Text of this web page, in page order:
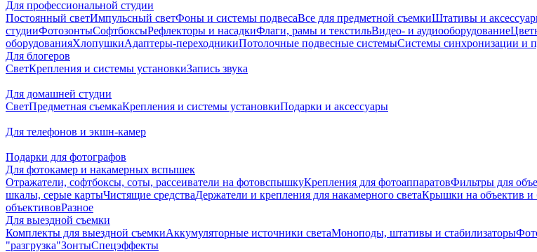
Для профессиональной студии
Постоянный светИмпульсный светФоны и системы подвесаВсе для предметной съемкиШтативы и
студииФотозонтыСофтбоксыРефлекторы и насадкиФлаги, рамы и текстильВидео- и аудиооборудование
оборудованияХлопушкиАдаптеры-переходникиПотолочные подвесные системыСистемы синхронизации и
Для блогеров
СветКрепления и системы установкиЗапись звука
Для домашней студии
СветПредметная съемкаКрепления и системы установкиПодарки и аксессуары
Для телефонов и экшн-камер
Подарки для фотографов
Для фотокамер и накамерных вспышек
Отражатели, софтбоксы, соты, рассеиватели на фотовспышкуКрепления для фотоаппаратовФильтры для
шкалы, серые картыЧистящие средстваДержатели и крепления для накамерного светаКрышки на объектив и
объективовРазное
Для выездной съемки
Комплекты для выездной съемкиАккумуляторные источники светаМоноподы, штативы и стабилизаторы
"разгрузка"ЗонтыСпецэффекты